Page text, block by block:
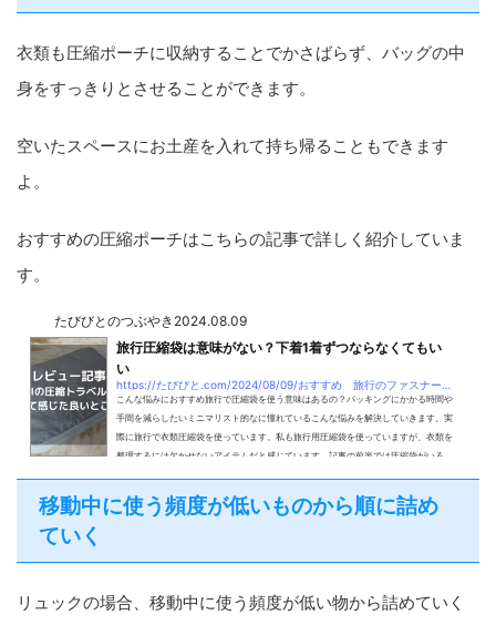
衣類も圧縮ポーチに収納することでかさばらず、バッグの中
身をすっきりとさせることができます。
空いたスペースにお土産を入れて持ち帰ることもできます
よ。
おすすめの圧縮ポーチはこちらの記事で詳しく紹介していま
す。
たびびとのつぶやき 2024.08.09
旅行圧縮袋は意味がない？下着1着ずつならなくてもい
い
こんな悩みにおすすめ旅行で圧縮袋を使う意味はあるの？パッキングにかかる時間や
手間を減らしたいミニマリスト的なに憧れているこんな悩みを解決していきます。実
際に旅行で衣類圧縮袋を使っています。私も旅行用圧縮袋を使っていますが、衣類を
整理するには欠かせないアイテムだと感じています。記事の前半では圧縮袋がいる
人といらない人いる人いらない人着替えの量が多い人冬服を持っていくとき新幹線、
飛行機移動が中心の人現地で洗濯する人下着だ...
移動中に使う頻度が低いものから順に詰め
ていく
リュックの場合、移動中に使う頻度が低い物から詰めていく